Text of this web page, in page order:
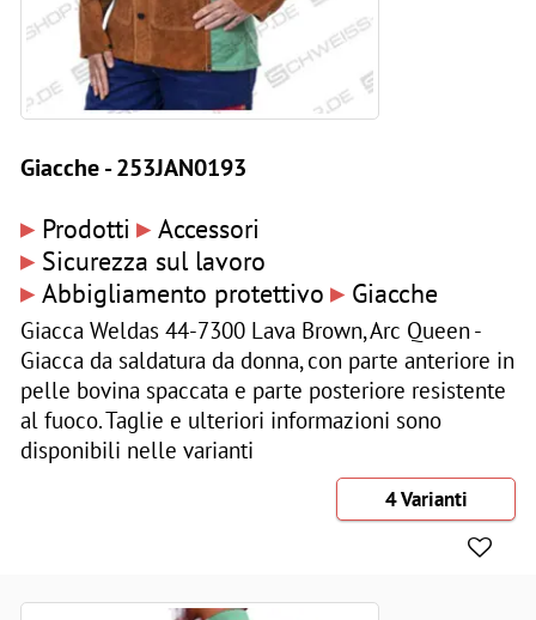
Giacche - 253JAN0193
▸ Prodotti ▸ Accessori
▸ Sicurezza sul lavoro
▸ Abbigliamento protettivo ▸ Giacche
Giacca Weldas 44-7300 Lava Brown, Arc Queen -
Giacca da saldatura da donna, con parte anteriore in
pelle bovina spaccata e parte posteriore resistente
al fuoco. Taglie e ulteriori informazioni sono
disponibili nelle varianti
4 Varianti